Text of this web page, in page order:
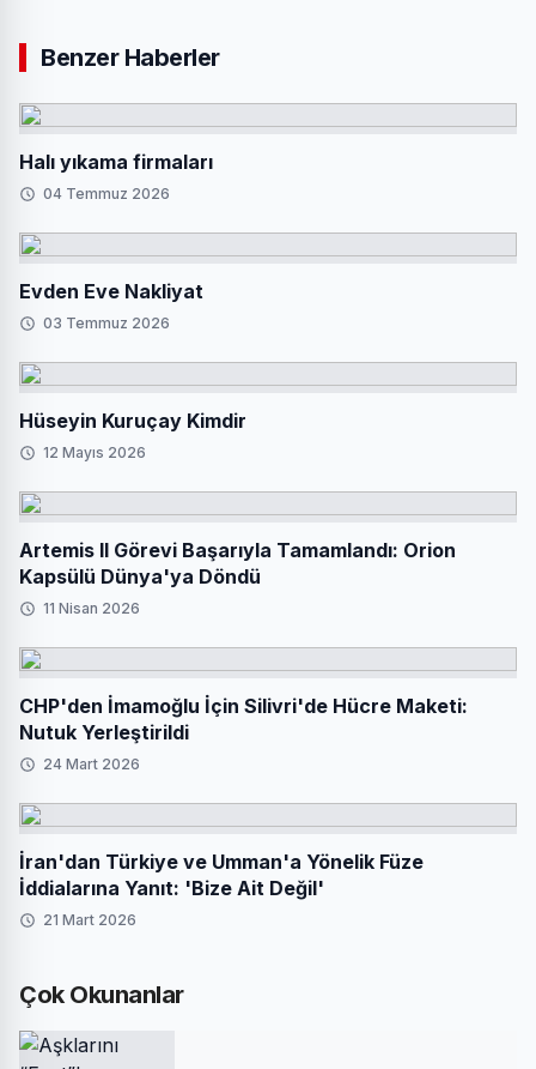
Benzer Haberler
Halı yıkama firmaları
04 Temmuz 2026
Evden Eve Nakliyat
03 Temmuz 2026
Hüseyin Kuruçay Kimdir
12 Mayıs 2026
Artemis II Görevi Başarıyla Tamamlandı: Orion
Kapsülü Dünya'ya Döndü
11 Nisan 2026
CHP'den İmamoğlu İçin Silivri'de Hücre Maketi:
Nutuk Yerleştirildi
24 Mart 2026
İran'dan Türkiye ve Umman'a Yönelik Füze
İddialarına Yanıt: 'Bize Ait Değil'
21 Mart 2026
Çok Okunanlar